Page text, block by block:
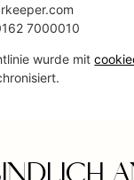
7000010
wurde mit